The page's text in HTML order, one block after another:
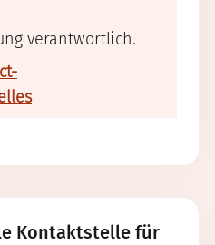
verantwortlich.
Kontaktstelle für